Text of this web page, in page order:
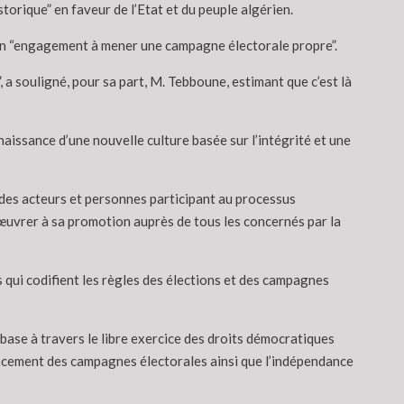
en faveur de l’Etat et du peuple algérien.
à mener une campagne électorale propre”.
souligné, pour sa part, M. Tebboune, estimant que c’est là
d’une nouvelle culture basée sur l’intégrité et une
acteurs et personnes participant au processus
à sa promotion auprès de tous les concernés par la
codifient les règles des élections et des campagnes
à travers le libre exercice des droits démocratiques
des campagnes électorales ainsi que l’indépendance